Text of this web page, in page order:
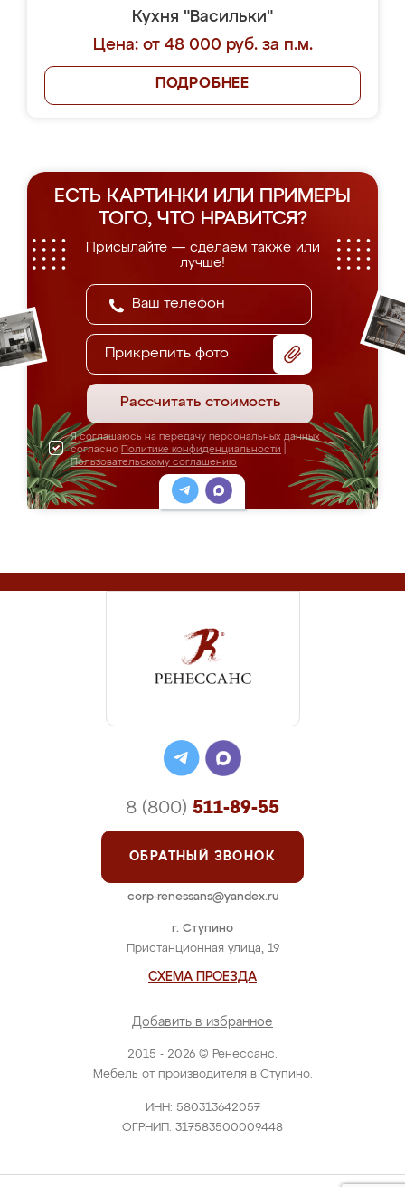
Кухня "Васильки"
Цена: от 48 000 руб. за п.м.
ПОДРОБНЕЕ
ЕСТЬ КАРТИНКИ ИЛИ ПРИМЕРЫ
ТОГО, ЧТО НРАВИТСЯ?
Присылайте — сделаем также или
лучше!
Прикрепить фото
Рассчитать стоимость
Я соглашаюсь на передачу персональных данных
согласно Политике конфиденциальности
Пользовательскому соглашению
2015 - 2026 © Ренессанс.
Мебель от производителя в Ступино.
ИНН: 580313642057
ОГРНИП: 317583500009448
г. Ступино
Пристанционная улица, 19
СХЕМА ПРОЕЗДА
Добавить в избранное
8 (800) 511-89-55
ОБРАТНЫЙ ЗВОНОК
corp-renessans@yandex.ru